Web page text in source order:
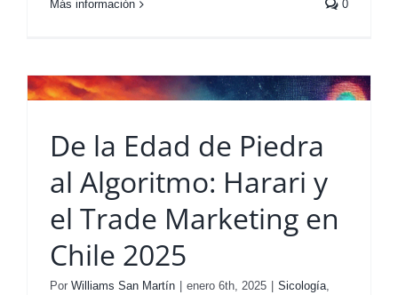
Más información 0
De la Edad de Piedra
al Algoritmo: Harari y
el Trade Marketing en
Chile 2025
Por Williams San Martín enero 6th, 2025 Sicología,